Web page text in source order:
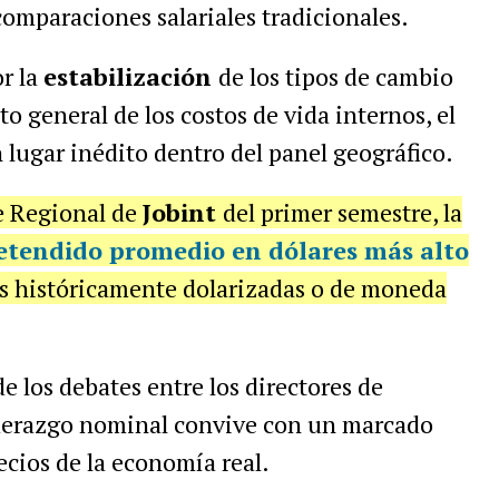
salariales tradicionales.
la estabilización de los tipos de cambio
general de los costos de vida internos, el
lugar inédito dentro del panel geográfico.
Regional de Jobint del primer semestre, la
promedio en dólares más alto
históricamente dolarizadas o de moneda
los debates entre los directores de
nominal convive con un marcado
de la economía real.